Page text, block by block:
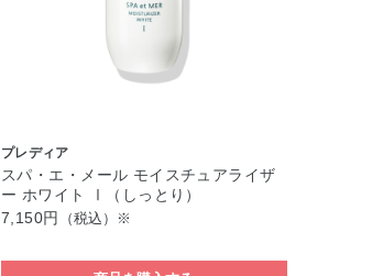
プレディア
スパ・エ・メール モイスチュアライザ
ー ホワイト Ⅰ（しっとり）
7,150円
（税込）※